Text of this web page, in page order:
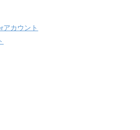
アカウント